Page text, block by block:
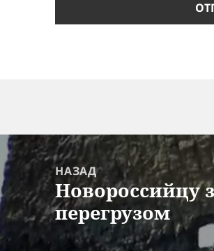
Навигация
по
записям
НАЗАД
Предыдущая
запись:
Новороссийцу
перегрузом